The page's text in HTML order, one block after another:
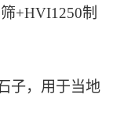
+HVI1250制
子，用于当地